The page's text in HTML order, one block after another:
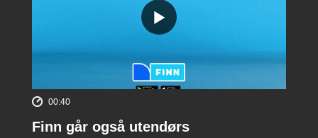
00:40
Finn går også utendørs